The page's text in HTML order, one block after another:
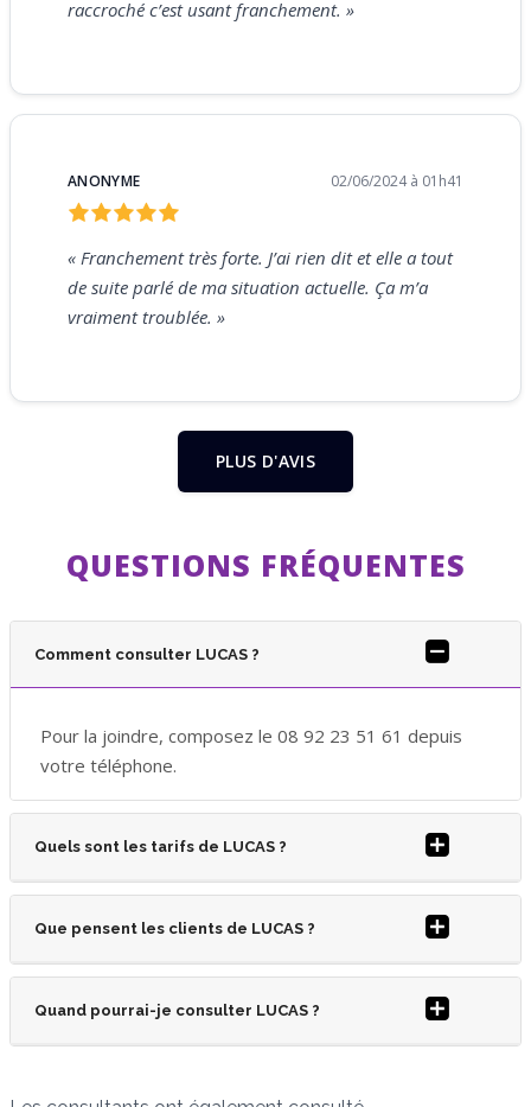
raccroché c’est usant franchement. »
ANONYME 02/06/2024 à 01h41
« Franchement très forte. J’ai rien dit et elle a tout
de suite parlé de ma situation actuelle. Ça m’a
vraiment troublée. »
PLUS D'AVIS
QUESTIONS FRÉQUENTES
Comment consulter LUCAS ?
Pour la joindre, composez le 08 92 23 51 61 depuis
votre téléphone.
Quels sont les tarifs de LUCAS ?
Que pensent les clients de LUCAS ?
Quand pourrai-je consulter LUCAS ?